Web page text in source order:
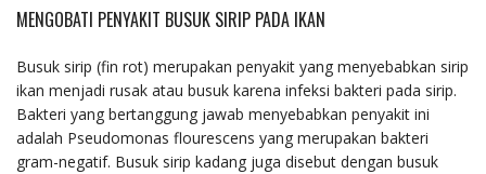
MENGOBATI PENYAKIT BUSUK SIRIP PADA IKAN
Busuk sirip (fin rot) merupakan penyakit yang menyebabkan sirip
ikan menjadi rusak atau busuk karena infeksi bakteri pada sirip.
Bakteri yang bertanggung jawab menyebabkan penyakit ini
adalah Pseudomonas flourescens yang merupakan bakteri
gram-negatif. Busuk sirip kadang juga disebut dengan busuk